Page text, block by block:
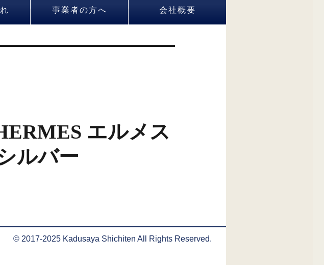
事業者の方へ 会社概要
エルメス
ルバー
© 2017-2025 Kadusaya Shichiten All Rights Reserved.